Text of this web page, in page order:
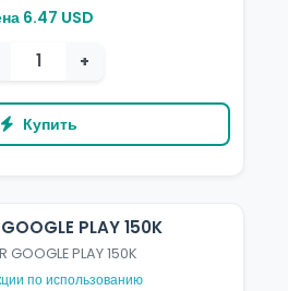
6.47 USD
+
Купить
PLAY 150K
GOOGLE PLAY 150K
по использованию